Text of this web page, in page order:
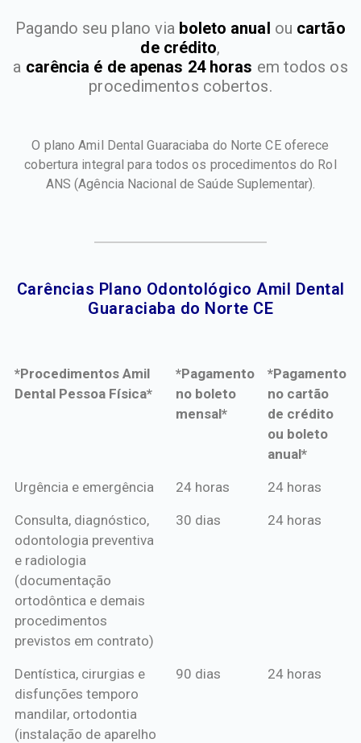
Pagando seu plano via boleto anual ou cartão
de crédito,
a carência é de apenas 24 horas em todos os
procedimentos cobertos.
O plano Amil Dental Guaraciaba do Norte CE oferece
cobertura integral para todos os procedimentos do Rol
ANS(Agência Nacional de Saúde Suplementar).
Carências Plano Odontológico Amil Dental
Guaraciaba do Norte CE​
*Procedimentos Amil
Dental Pessoa Física*
*Pagamento
no boleto
mensal*
*Pagamento
no cartão
de crédito
ou boleto
anual*
*Procedimentos Amil
*Pagamento
mensal*
*Pagamento
de crédito
Urgência e emergência 24 horas 24 horas
Consulta, diagnóstico,
odontologia preventiva
e radiologia
(documentação
ortodôntica e demais
procedimentos
previstos em contrato)
30 dias 24 horas
Dentística, cirurgias e
disfunções temporo
mandilar, ortodontia
(instalação de aparelho
90 dias 24 horas